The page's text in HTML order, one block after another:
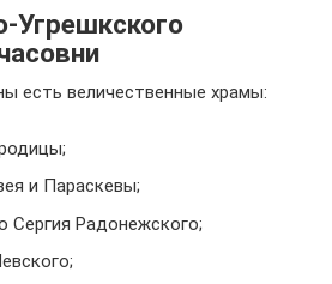
Угрешкского
есть величественные храмы:
и Параскевы;
Сергия Радонежского;